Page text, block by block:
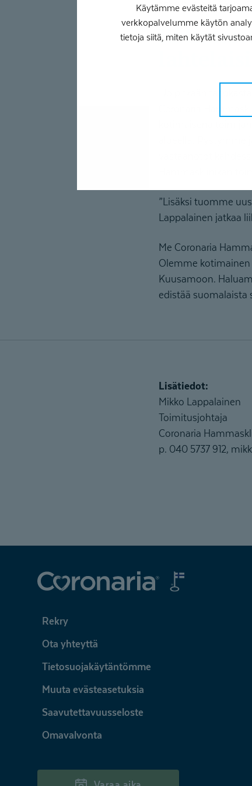
Käytämme evästeitä
verkkopalvelumme käytön
tietoja siitä, miten käytät
Kotimaista ja laadukasta hammashoitoa
”Jo pitkään
alueella.
”Lisäksi tuomme
Lappalainen jatkaa
Me Coronaria
Olemme
Kuusamoon.
edistää suomalaista
Lisätiedot:
Mikko Lappalainen
Toimitusjohtaja
Coronaria
p. 040 5737 912,
Coronaria
Rekry
Ota yhteyttä
Tietosuojakäytäntömme
Muuta evästeasetuksia
Saavutettavuusseloste
Omavalvonta